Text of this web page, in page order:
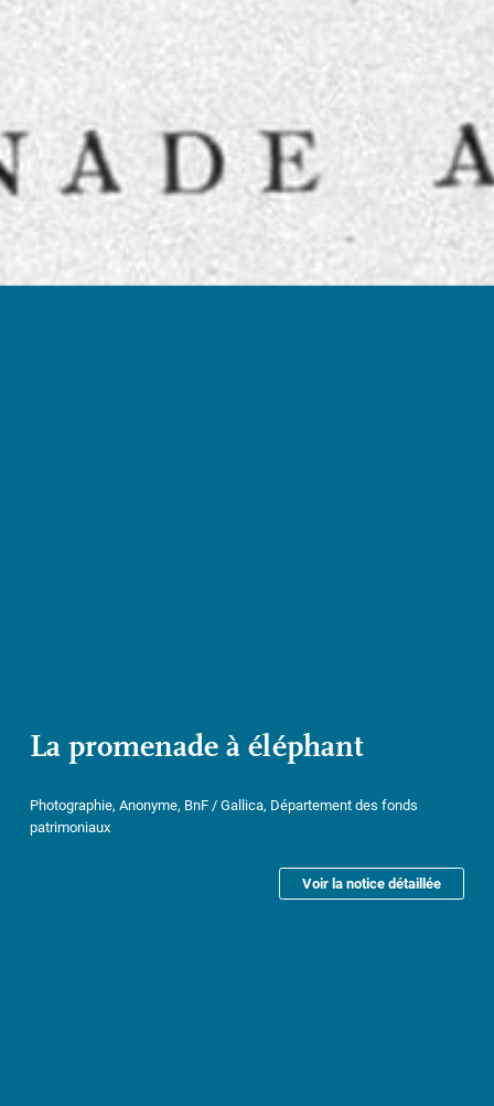
La promenade à éléphant
Photographie, Anonyme, BnF / Gallica, Département des fonds
patrimoniaux
Voir la notice détaillée